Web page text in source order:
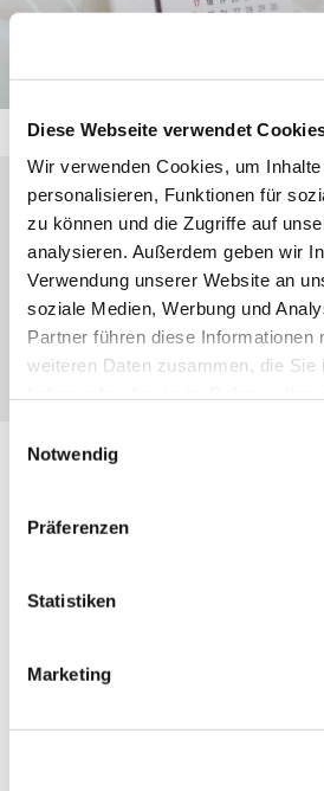
Diese Webseite verwendet
Wir verwenden Cookies, um
personalisieren, Funktionen für
zu können und die Zugriffe auf
analysieren. Außerdem geben wir
Verwendung unserer Website an
soziale Medien, Werbung und
Partner führen diese Informationen
weiteren Daten zusammen, die Sie
Notwendig
Präferenzen
Statistiken
Marketing
Dienstag, 2. November
Uhr
Gemeindesaal, Kirchberg
Haiger